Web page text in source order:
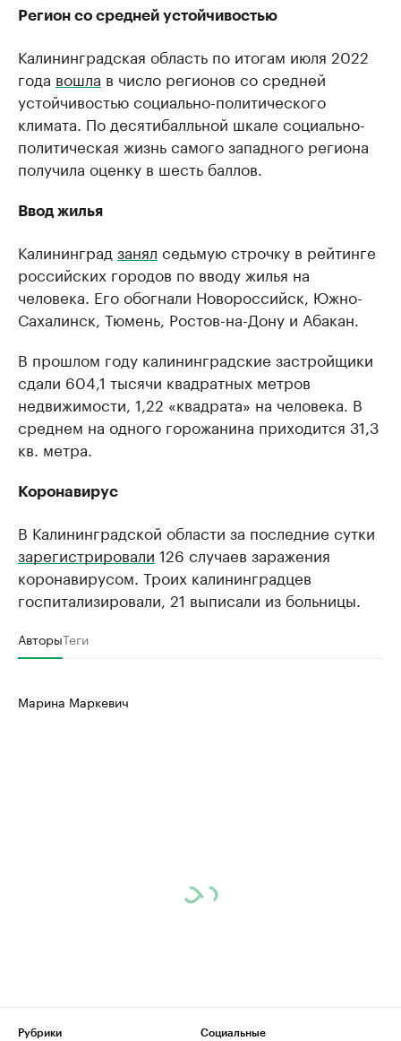
Регион со средней устойчивостью
Калининградская область по итогам июля 2022
года вошла в число регионов со средней
устойчивостью социально-политического
климата. По десятибалльной шкале социально-
политическая жизнь самого западного региона
получила оценку в шесть баллов.
Ввод жилья
Калининград занял седьмую строчку в рейтинге
российских городов по вводу жилья на
человека. Его обогнали Новороссийск, Южно-
Сахалинск, Тюмень, Ростов-на-Дону и Абакан.
В прошлом году калининградские застройщики
сдали 604,1 тысячи квадратных метров
недвижимости, 1,22 «квадрата» на человека. В
среднем на одного горожанина приходится 31,3
кв. метра.
Коронавирус
В Калининградской области за последние сутки
зарегистрировали 126 случаев заражения
коронавирусом. Троих калининградцев
госпитализировали, 21 выписали из больницы.
АвторыТеги
Марина Маркевич
Рубрики
Социальные